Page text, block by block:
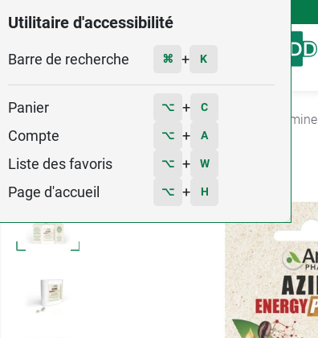
Utilitaire d'accessibilité
Barre de recherche ⌘ + K
Panier ⌥ + C
Compte ⌥ + A
Liste des favoris ⌥ + W
Page d'accueil ⌥ + H
Menu
Complément Alimentaire Vitamine
2